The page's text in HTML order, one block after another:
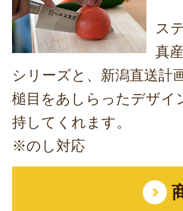
ス
真
シリーズと、新潟直送計
槌目をあしらったデザイ
持してくれます。
※のし対応